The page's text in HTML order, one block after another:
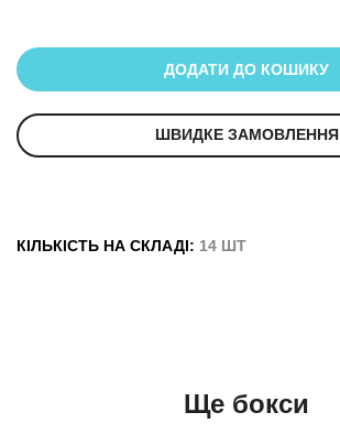
ДОДАТИ ДО КОШИКУ
ШВИДКЕ ЗАМОВЛЕННЯ
КІЛЬКІСТЬ НА СКЛАДІ: 14 ШТ
Ще бокси